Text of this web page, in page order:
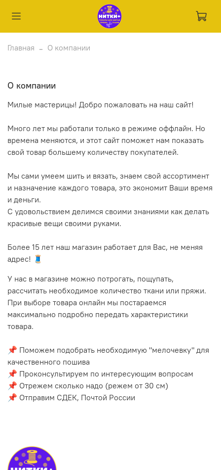
Главная О компании
О компании
Милые мастерицы! Добро пожаловать на наш сайт!
Много лет мы работали только в режиме оффлайн. Но
времена меняются, и этот сайт поможет нам показать
свой товар большему количеству покупателей.
Мы сами умеем шить и вязать, знаем свой ассортимент
и назначение каждого товара, это экономит Ваши время
и деньги.
С удовольствием делимся своими знаниями как делать
красивые вещи своими руками.
Более 15 лет наш магазин работает для Вас, не меняя
адрес! 🧵
У нас в магазине можно потрогать, пощупать,
рассчитать необходимое количество ткани или пряжи.
При выборе товара онлайн мы постараемся
максимально подробно передать характеристики
товара.
📌 Поможем подобрать необходимую "мелочевку" для
качественного пошива
📌 Проконсультируем по интересующим вопросам
📌 Отрежем сколько надо (режем от 30 см)
📌 Отправим СДЕК, Почтой России